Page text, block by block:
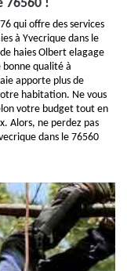
76560 !
qui offre des services
à Yvecrique dans le
haies Olbert elagage
bonne qualité à
apporte plus de
habitation. Ne vous
votre budget tout en
Alors, ne perdez pas
dans le 76560